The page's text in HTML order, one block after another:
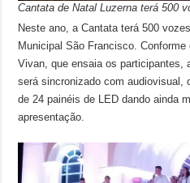
Cantata de Natal Luzerna terá 500
Neste ano, a Cantata terá 500
Municipal São Francisco.
Vivan, que ensaia os participantes,
será sincronizado com audiovisual,
de 24 painéis de LED dando ainda
apresentação.